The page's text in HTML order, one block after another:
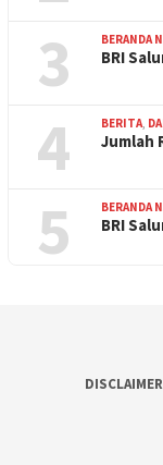
3 BERANDA
BRI
4 BERITA,
Jumlah
5 BERANDA
BRI
DISCLAIMER